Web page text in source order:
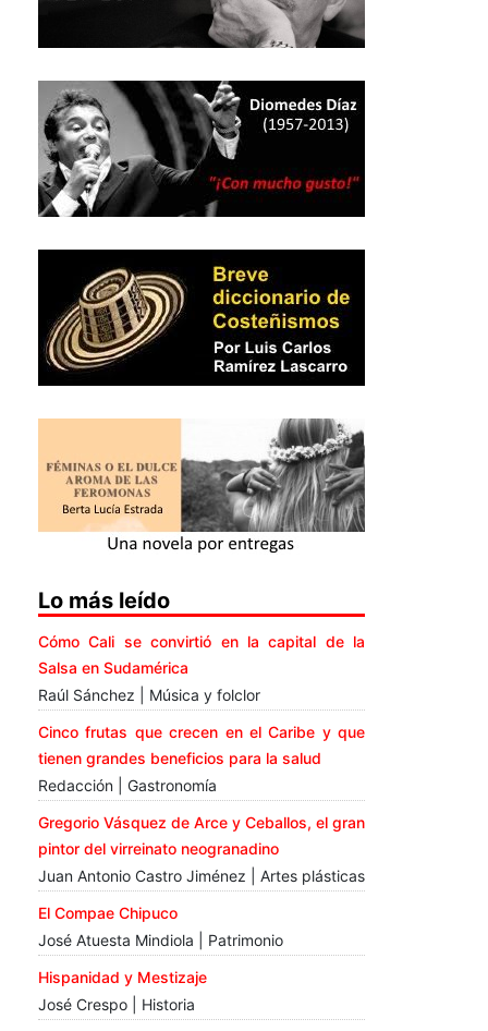
Lo más leído
Cómo Cali se convirtió en la capital de la
Salsa en Sudamérica
Raúl Sánchez | Música y folclor
Cinco frutas que crecen en el Caribe y que
tienen grandes beneficios para la salud
Redacción | Gastronomía
Gregorio Vásquez de Arce y Ceballos, el gran
pintor del virreinato neogranadino
Juan Antonio Castro Jiménez | Artes plásticas
El Compae Chipuco
José Atuesta Mindiola | Patrimonio
Hispanidad y Mestizaje
José Crespo | Historia